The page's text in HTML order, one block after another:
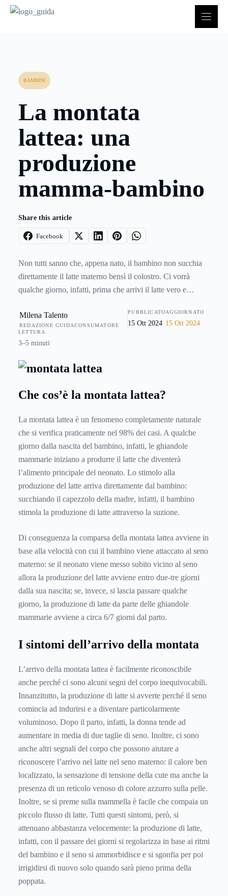
BAMBINI
La montata
lattea: una
produzione
mamma-bambino
Share this article
Facebook
Non tutti sanno che, appena nato, il bambino non succhia
direttamente il latte materno bensì il colostro. Ci vorrà
qualche giorno, infatti, prima che arrivi il latte vero e
specialisti, è appunto la produzione del latte che avviene ad
opera della ghiandola mammaria nei giorni successivi al
parto.
Milena Talento
REDAZIONE GUIDACONSUMATORE
PUBBLICATO
15 Ott 2024
AGGIORNATO
15 Ott 2024
LETTURA
3–5 minuti
Che cos’è la montata lattea?
La montata lattea è un fenomeno completamente naturale
che si verifica praticamente nel 98% dei casi. A qualche
giorno dalla nascita del bambino, infatti, le ghiandole
mammarie iniziano a produrre il latte che diventerà
l’alimento principale del neonato. Lo stimolo alla
produzione del latte arriva direttamente dal bambino:
succhiando il capezzolo della madre, infatti, il bambino
stimola la produzione di latte attraverso la suzione.
Di conseguenza la comparsa della montata lattea avviene in
base alla velocità con cui il bambino viene attaccato al seno
materno: se il neonato viene messo subito vicino al seno
allora la produzione del latte avviene entro due-tre giorni
dalla sua nascita; se, invece, si lascia passare qualche
giorno, la produzione di latte da parte delle ghiandole
mammarie avviene a circa 6/7 giorni dal parto.
I sintomi dell’arrivo della montata
L’arrivo della montata lattea è facilmente riconoscibile
anche perché ci sono alcuni segni del corpo inequivocabili.
Innanzitutto, la produzione di latte si avverte perché il seno
comincia ad indurirsi e a diventare particolarmente
voluminoso. Dopo il parto, infatti, la donna tende ad
aumentare in media di due taglie di seno. Inoltre, ci sono
anche altri segnali del corpo che possono aiutare a
riconoscere l’arrivo nel latte nel seno materno: il calore ben
localizzato, la sensazione di tensione della cute ma anche la
presenza di un reticolo venoso di colore azzurro sulla pelle.
Inoltre, se si preme sulla mammella è facile che compaia un
piccolo flusso di latte. Tutti questi sintomi, però, si
attenuano abbastanza velocemente: la produzione di latte,
infatti, con il passare dei giorni si regolarizza in base ai ritmi
del bambino e il seno si ammorbidisce e si sgonfia per poi
irrigidirsi di nuovo solo quando sarà pieno prima della
poppata.